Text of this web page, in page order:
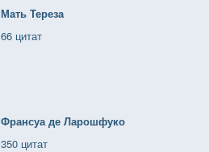
Мать Тереза
66 цитат
Франсуа де Ларошфуко
350 цитат